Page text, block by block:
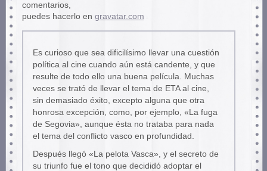
comentarios,
puedes hacerlo en gravatar.com
Es curioso que sea dificilísimo llevar una cuestión
política al cine cuando aún está candente, y que
resulte de todo ello una buena película. Muchas
veces se trató de llevar el tema de ETA al cine,
sin demasiado éxito, excepto alguna que otra
honrosa excepción, como, por ejemplo, «La fuga
de Segovia», aunque ésta no trataba para nada
el tema del conflicto vasco en profundidad.
Después llegó «La pelota Vasca», y el secreto de
su triunfo fue el tono que decididó adoptar el